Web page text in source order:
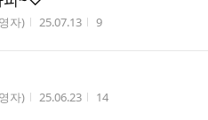
자) 작성시간
25.07.13 조회수
9
자) 작성시간
25.06.23 조회수
14